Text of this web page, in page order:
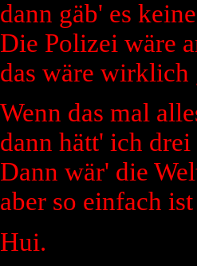
dann gäb' es
Die Polizei wäre
das wäre wirklich
Wenn das mal
dann hätt' ich
Dann wär' die
aber so einfach
Hui.